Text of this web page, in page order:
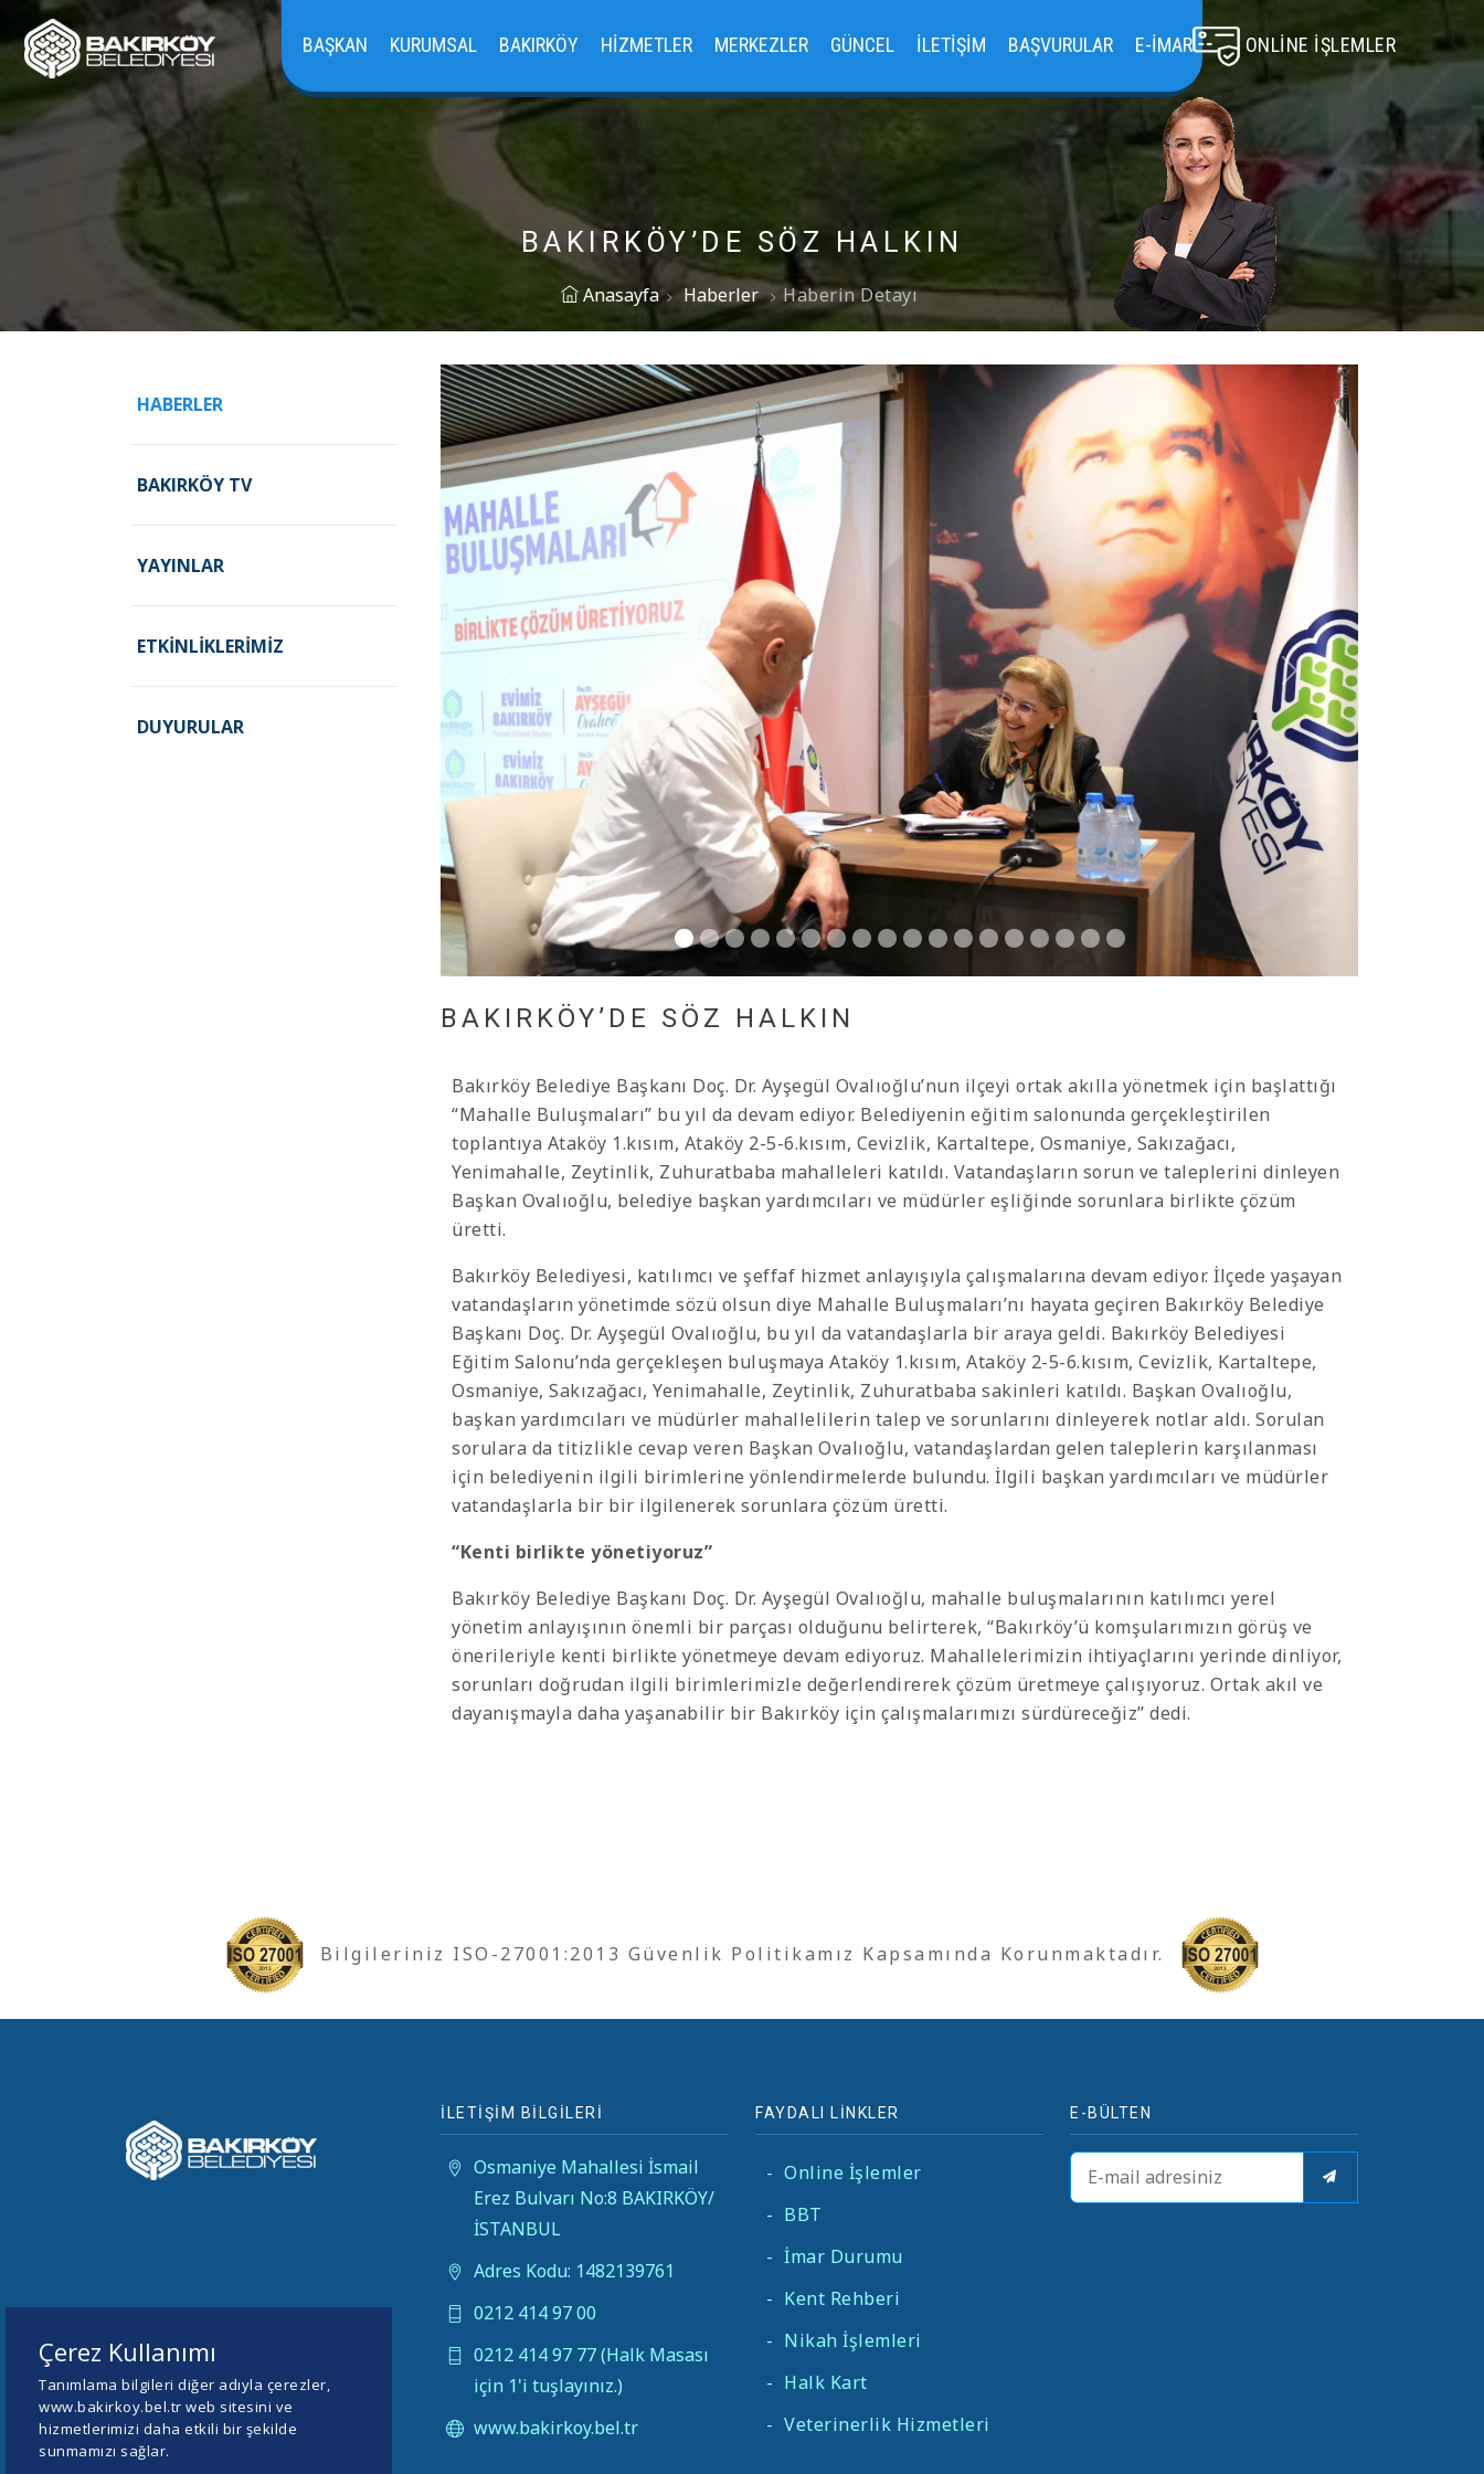
BAŞKAN KURUMSAL BAKIRKÖY HIZMETLER MERKEZLER GÜNCEL İLETIŞIM BAŞVURULAR E-İMAR ONLINE İŞLEMLER
BAKIRKÖY’DE SÖZ HALKIN
Anasayfa Haberler Haberin Detayı
HABERLER
BAKIRKÖY TV
YAYINLAR
ETKINLIKLERIMIZ
DUYURULAR
BAKIRKÖY’DE SÖZ HALKIN
Bakırköy Belediye Başkanı Doç. Dr. Ayşegül Ovalıoğlu’nun ilçeyi ortak akılla yönetmek için başlattığı
“Mahalle Buluşmaları” bu yıl da devam ediyor. Belediyenin eğitim salonunda gerçekleştirilen
toplantıya Ataköy 1.kısım, Ataköy 2-5-6.kısım, Cevizlik, Kartaltepe, Osmaniye, Sakızağacı,
Yenimahalle, Zeytinlik, Zuhuratbaba mahalleleri katıldı. Vatandaşların sorun ve taleplerini dinleyen
Başkan Ovalıoğlu, belediye başkan yardımcıları ve müdürler eşliğinde sorunlara birlikte çözüm
üretti.
Bakırköy Belediyesi, katılımcı ve şeffaf hizmet anlayışıyla çalışmalarına devam ediyor. İlçede yaşayan
vatandaşların yönetimde sözü olsun diye Mahalle Buluşmaları’nı hayata geçiren Bakırköy Belediye
Başkanı Doç. Dr. Ayşegül Ovalıoğlu, bu yıl da vatandaşlarla bir araya geldi. Bakırköy Belediyesi
Eğitim Salonu’nda gerçekleşen buluşmaya Ataköy 1.kısım, Ataköy 2-5-6.kısım, Cevizlik, Kartaltepe,
Osmaniye, Sakızağacı, Yenimahalle, Zeytinlik, Zuhuratbaba sakinleri katıldı. Başkan Ovalıoğlu,
başkan yardımcıları ve müdürler mahallelilerin talep ve sorunlarını dinleyerek notlar aldı. Sorulan
sorulara da titizlikle cevap veren Başkan Ovalıoğlu, vatandaşlardan gelen taleplerin karşılanması
için belediyenin ilgili birimlerine yönlendirmelerde bulundu. İlgili başkan yardımcıları ve müdürler
vatandaşlarla bir bir ilgilenerek sorunlara çözüm üretti.
“Kenti birlikte yönetiyoruz”
Bakırköy Belediye Başkanı Doç. Dr. Ayşegül Ovalıoğlu, mahalle buluşmalarının katılımcı yerel
yönetim anlayışının önemli bir parçası olduğunu belirterek, “Bakırköy’ü komşularımızın görüş ve
önerileriyle kenti birlikte yönetmeye devam ediyoruz. Mahallelerimizin ihtiyaçlarını yerinde dinliyor,
sorunları doğrudan ilgili birimlerimizle değerlendirerek çözüm üretmeye çalışıyoruz. Ortak akıl ve
dayanışmayla daha yaşanabilir bir Bakırköy için çalışmalarımızı sürdüreceğiz” dedi.
Bilgileriniz ISO-27001:2013 Güvenlik Politikamız Kapsamında Korunmaktadır.
İLETİŞİM BİLGİLERİ
Osmaniye Mahallesi İsmail
Erez Bulvarı No:8 BAKIRKÖY/
İSTANBUL
Adres Kodu: 1482139761
0212 414 97 00
0212 414 97 77 (Halk Masası
için 1'i tuşlayınız.)
www.bakirkoy.bel.tr
FAYDALI LİNKLER
- Online İşlemler
- BBT
- İmar Durumu
- Kent Rehberi
- Nikah İşlemleri
- Halk Kart
- Veterinerlik Hizmetleri
E-BÜLTEN
Çerez Kullanımı
Tanımlama bilgileri diğer adıyla çerezler,
www.bakirkoy.bel.tr web sitesini ve
hizmetlerimizi daha etkili bir şekilde
sunmamızı sağlar.